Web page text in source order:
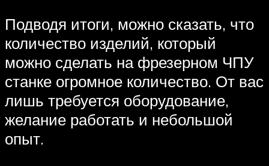
Подводя итоги, можно сказать, что
количество изделий, который
можно сделать на фрезерном ЧПУ
станке огромное количество. От вас
лишь требуется оборудование,
желание работать и небольшой
опыт.